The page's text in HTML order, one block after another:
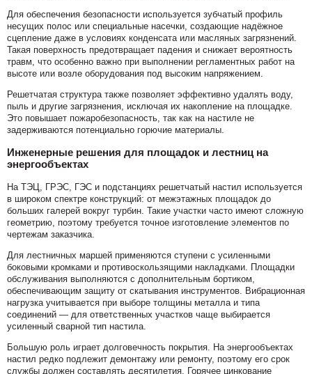
Для обеспечения безопасности используется зубчатый профиль
несущих полос или специальные насечки, создающие надёжное
сцепление даже в условиях конденсата или масляных загрязнений.
Такая поверхность предотвращает падения и снижает вероятность
травм, что особенно важно при выполнении регламентных работ на
высоте или возле оборудования под высоким напряжением.
Решетчатая структура также позволяет эффективно удалять воду,
пыль и другие загрязнения, исключая их накопление на площадке.
Это повышает пожаробезопасность, так как на настиле не
задерживаются потенциально горючие материалы.
Инженерные решения для площадок и лестниц на
энергообъектах
На ТЭЦ, ГРЭС, ГЭС и подстанциях решетчатый настил используется
в широком спектре конструкций: от межэтажных площадок до
больших галерей вокруг турбин. Такие участки часто имеют сложную
геометрию, поэтому требуется точное изготовление элементов по
чертежам заказчика.
Для лестничных маршей применяются ступени с усиленными
боковыми кромками и противоскользящими накладками. Площадки
обслуживания выполняются с дополнительным бортиком,
обеспечивающим защиту от скатывания инструментов. Вибрационная
нагрузка учитывается при выборе толщины металла и типа
соединений — для ответственных участков чаще выбирается
усиленный сварной тип настила.
Большую роль играет долговечность покрытия. На энергообъектах
настил редко подлежит демонтажу или ремонту, поэтому его срок
службы должен составлять десятилетия. Горячее цинкование